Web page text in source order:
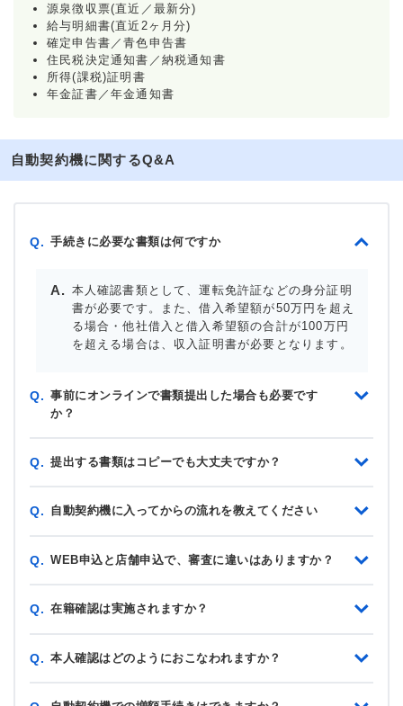
源泉徴収票(直近／最新分)
給与明細書(直近2ヶ月分)
確定申告書／青色申告書
住民税決定通知書／納税通知書
所得(課税)証明書
年金証書／年金通知書
自動契約機に関するQ&A
Q. 手続きに必要な書類は何ですか
本人確認書類として、運転免許証などの身分証明
書が必要です。また、借入希望額が50万円を超え
る場合・他社借入と借入希望額の合計が100万円
を超える場合は、収入証明書が必要となります。
Q. 事前にオンラインで書類提出した場合も必要です
か？
Q. 提出する書類はコピーでも大丈夫ですか？
Q. 自動契約機に入ってからの流れを教えてください
Q. WEB申込と店舗申込で、審査に違いはありますか？
Q. 在籍確認は実施されますか？
Q. 本人確認はどのようにおこなわれますか？